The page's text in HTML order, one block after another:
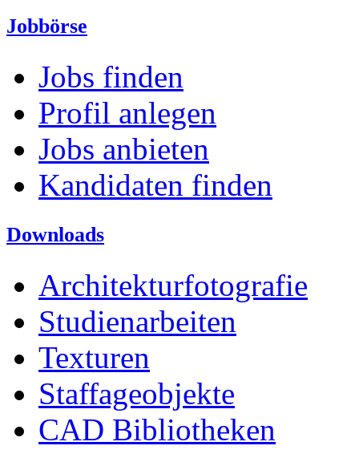
Jobbörse
Jobs finden
Profil anlegen
Jobs anbieten
Kandidaten finden
Downloads
Architekturfotografie
Studienarbeiten
Texturen
Staffageobjekte
CAD Bibliotheken